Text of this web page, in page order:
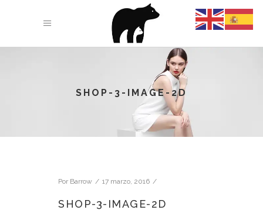
SHOP-3-IMAGE-2D
Por Barrow 17 marzo, 2016
SHOP-3-IMAGE-2D